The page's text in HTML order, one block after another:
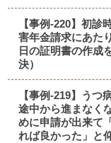
【事例-220】初診
害年金請求にあた
日の証明書の作成
決）
【事例-219】うつ
途中から進まなく
めに申請が出来て
れば良かった」と